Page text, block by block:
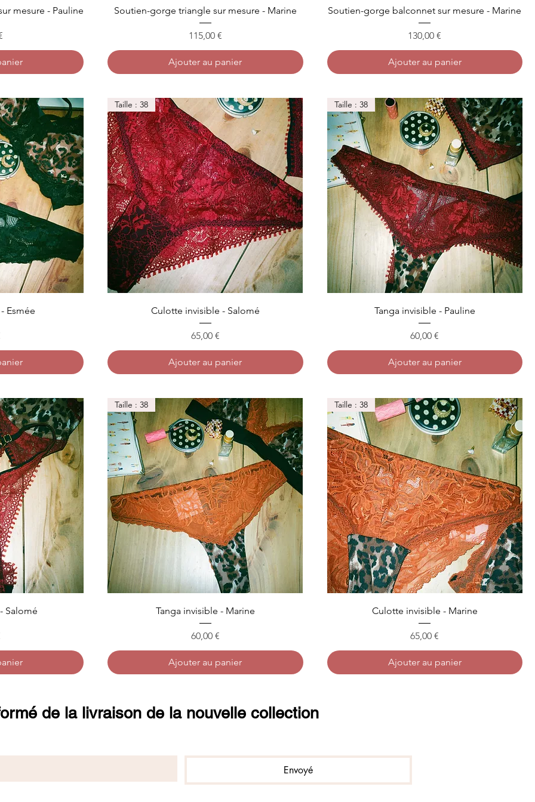
mesure - Pauline Soutien-gorge triangle sur mesure - Marine
Prix
115,00 €
Ajouter au panier
Soutien-gorge balconnet sur mesure - Marine
Prix
130,00 €
Ajouter au panier
Esmée
Taille : 38
Culotte invisible - Salomé
Prix
65,00 €
Ajouter au panier
Taille : 38
Tanga invisible - Pauline
Prix
60,00 €
Ajouter au panier
Salomé
Taille : 38
Tanga invisible - Marine
Prix
60,00 €
Ajouter au panier
Taille : 38
Culotte invisible - Marine
Prix
65,00 €
Ajouter au panier
de la livraison de la nouvelle collection
Envoyé